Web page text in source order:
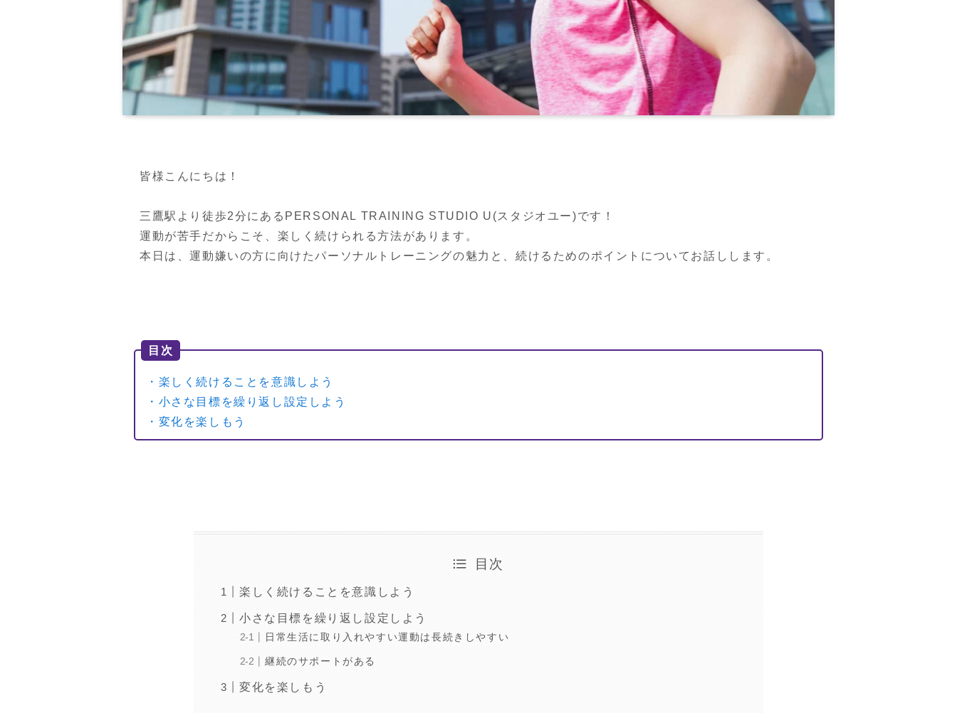
皆様こんにちは！
三鷹駅より徒歩2分にあるPERSONAL TRAINING STUDIO U(スタジオユー)です！
運動が苦手だからこそ、楽しく続けられる方法があります。
本日は、運動嫌いの方に向けたパーソナルトレーニングの魅力と、続けるためのポイントについてお話しします。
目次
・楽しく続けることを意識しよう
・小さな目標を繰り返し設定しよう
・変化を楽しもう
目次
楽しく続けることを意識しよう
小さな目標を繰り返し設定しよう
日常生活に取り入れやすい運動は長続きしやすい
継続のサポートがある
変化を楽しもう